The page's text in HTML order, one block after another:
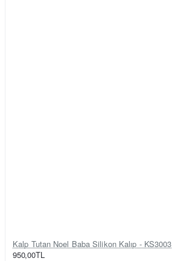
Kalp Tutan Noel Baba Silikon Kalıp - KS3003
950,00TL